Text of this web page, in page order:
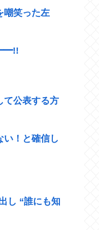
嘲笑った左
て公表する方
い！と確信し
し “誰にも知